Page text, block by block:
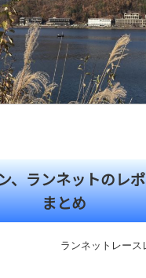
、ランネットのレ
まとめ
ランネットレース